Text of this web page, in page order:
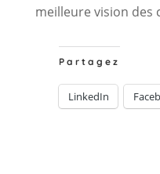
meilleure vision des
Partagez
LinkedIn